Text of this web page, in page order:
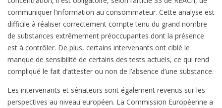
communiquer l’information au consommateur. Cette analyse est
difficile à réaliser correctement compte tenu du grand nombre
de substances extrêmement préoccupantes dont la présence
est à contrôler. De plus, certains intervenants ont ciblé le
manque de sensibilité de certains des tests actuels, ce qui rend
compliqué le fait d’attester ou non de l’absence d’une substance.
Les intervenants et sénateurs sont également revenus sur les
perspectives au niveau européen. La Commission Européenne a